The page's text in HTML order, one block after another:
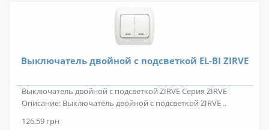
Выключатель двойной с подсветкой EL-BI ZIRVE
Выключатель двойной с подсветкой ZIRVE Серия ZIRVE
Описание: Выключатель двойной с подсветкой ZIRVE ..
126.59 грн